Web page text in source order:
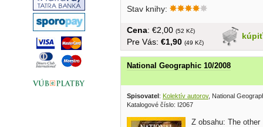
Stav knihy:
kúpiť
Cena: €2,00 (52 Kč)
Pre Vás: €1,90 (49 Kč)
National Geographic 10/2008
Spisovatel: Kolektív autorov, National
Katalogové číslo: I2067
Z obsahu: The other